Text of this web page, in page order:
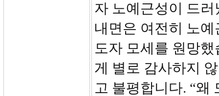
자 노예근성이 드
내면은 여전히 노
도자 모세를 원망
게 별로 감사하지
고 불평합니다. “왜